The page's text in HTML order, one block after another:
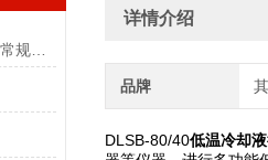
化妆品冷冻干燥机的系统缓存和常规冻干方法的优点
详情介绍
品牌
DLSB-80/40低温冷却